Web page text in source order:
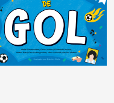
MENTAL:
DE LÓGICA